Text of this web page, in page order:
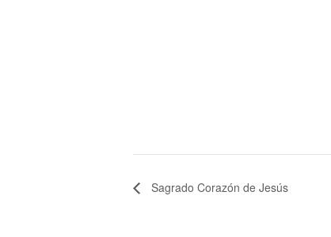
Sagrado Corazón de Jesús